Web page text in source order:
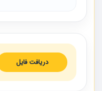
دریافت فایل